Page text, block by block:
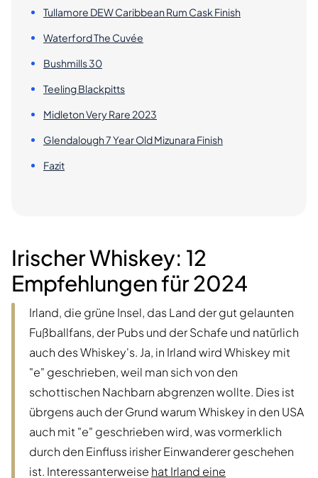
Tullamore DEW Caribbean Rum Cask Finish
Waterford The Cuvée
Bushmills 30
Teeling Blackpitts
Midleton Very Rare 2023
Glendalough 7 Year Old Mizunara Finish
Fazit
Irischer Whiskey: 12
Empfehlungen für 2024
Irland, die grüne Insel, das Land der gut gelaunten
Fußballfans, der Pubs und der Schafe und natürlich
auch des Whiskey's. Ja, in Irland wird Whiskey mit
"e" geschrieben, weil man sich von den
schottischen Nachbarn abgrenzen wollte. Dies ist
übrgens auch der Grund warum Whiskey in den USA
auch mit "e" geschrieben wird, was vormerklich
durch den Einfluss irisher Einwanderer geschehen
ist. Interessanterweise hat Irland eine